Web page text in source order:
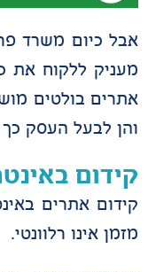
אבל כיום משרד
מעניק ללקוח את
אתרים בולטים
והן לבעל העסק
קידום
מזמן אינו רלוונטי.